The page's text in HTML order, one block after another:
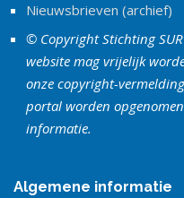
Nieuwsbrieven (archief)
© Copyright Stichting
website mag vrijelijk
onze copyright-
portal worden
informatie.
Algemene informatie